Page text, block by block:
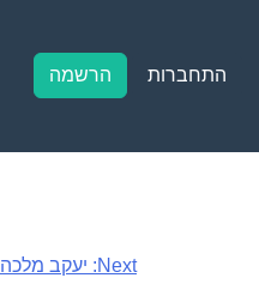
התחברות הרשמה
Next: יעקב מלכה